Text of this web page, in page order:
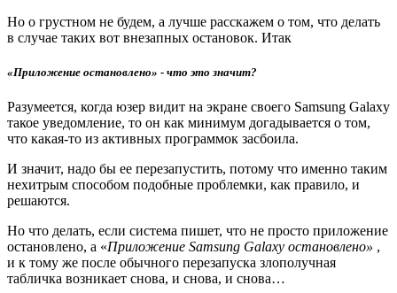
Но о грустном не будем, а лучше расскажем о том, что делать
в случае таких вот внезапных остановок. Итак
«Приложение остановлено» - что это значит?
Разумеется, когда юзер видит на экране своего Samsung Galaxy
такое уведомление, то он как минимум догадывается о том,
что какая-то из активных программок засбоила.
И значит, надо бы ее перезапустить, потому что именно таким
нехитрым способом подобные проблемки, как правило, и
решаются.
Но что делать, если система пишет, что не просто приложение
остановлено, а «Приложение Samsung Galaxy остановлено» ,
и к тому же после обычного перезапуска злополучная
табличка возникает снова, и снова, и снова…